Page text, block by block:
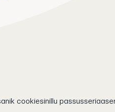
cookiesinillu